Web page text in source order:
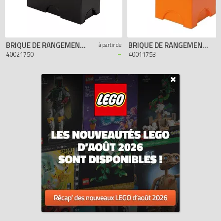
BRIQUE DE RANGEMENT LEGO MOVIE NOIRE 2 PLOTS
40021750
à partir de
-
BRIQUE DE RANGEMENT LEGO MOVIE ORANGE 1 PLOT
40011753